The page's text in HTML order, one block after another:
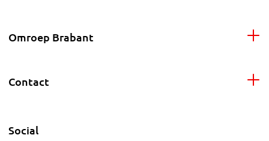
Omroep Brabant
Contact
Social